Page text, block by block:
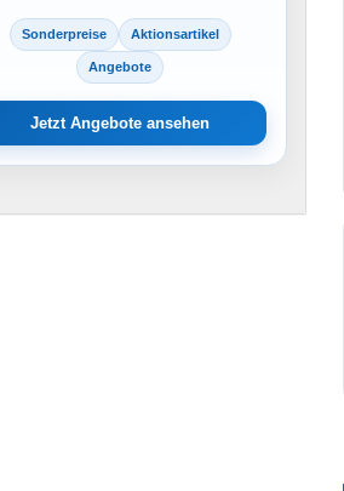
Sonderpreise Aktionsartikel
Angebote
Jetzt Angebote ansehen